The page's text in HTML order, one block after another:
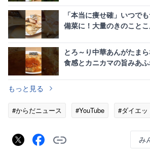
「本当に痩せ確」いつで
備菜に！大量のきのこと
とろ～り中華あんがたま
食感とカニカマの旨みあ
もっと見る
#からだニュース #YouTube #ダイエッ
み